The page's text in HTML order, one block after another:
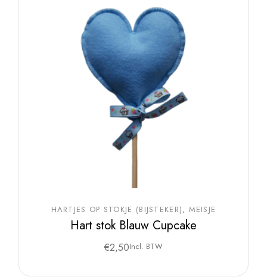
HARTJES OP STOKJE (BIJSTEKER) MEISJE
Hart stok Blauw Cupcake
€2,50Incl. BTW